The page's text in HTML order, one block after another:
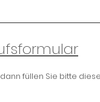
füllen Sie bitte